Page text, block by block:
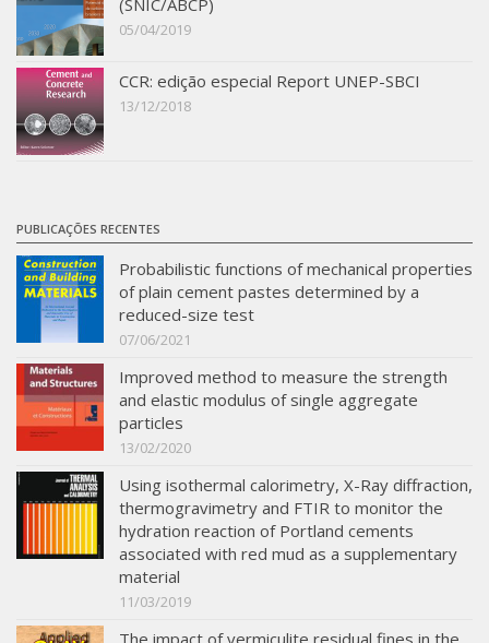
05/04/2019
CCR: edição especial Report UNEP-SBCI
13/12/2018
PUBLICAÇÕES RECENTES
Probabilistic functions of mechanical properties
of plain cement pastes determined by a
reduced-size test
07/06/2021
Improved method to measure the strength
and elastic modulus of single aggregate
particles
13/02/2020
Using isothermal calorimetry, X-Ray diffraction,
thermogravimetry and FTIR to monitor the
hydration reaction of Portland cements
associated with red mud as a supplementary
material
11/03/2019
The impact of vermiculite residual fines in the